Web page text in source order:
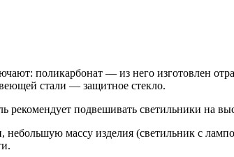
поликарбонат — из него изготовлен
стали — защитное стекло.
подвешивать светильники на
небольшую массу изделия (светильник с